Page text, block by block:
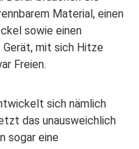
Material, einen
sowie einen
Gerät, mit sich Hitze
Freien.
sich nämlich
das unausweichlich
sogar eine